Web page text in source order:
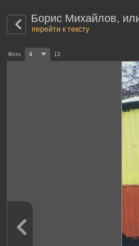
Борис Михайлов,
перейти к тексту
Фото 4 13